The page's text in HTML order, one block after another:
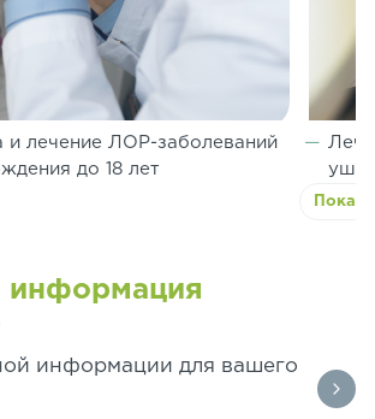
и лечение ЛОР-заболеваний
до 18 лет
информация
информации для вашего